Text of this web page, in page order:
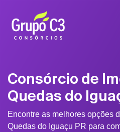
Consórcio de
Quedas do
Encontre as melhores opções
Quedas do Iguaçu PR para